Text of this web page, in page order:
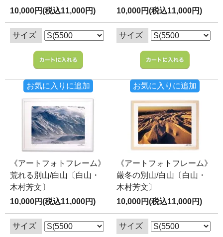
10,000円(税込11,000円)
サイズ
お気に入りに追加
10,000円(税込11,000円)
サイズ
お気に入りに追加
《アートフォトフレーム》
荒れる別山/白山〔白山・
木村芳文〕
10,000円(税込11,000円)
サイズ
《アートフォトフレーム》
厳冬の別山/白山〔白山・
木村芳文〕
10,000円(税込11,000円)
サイズ